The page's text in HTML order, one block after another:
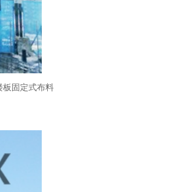
板固定式布料